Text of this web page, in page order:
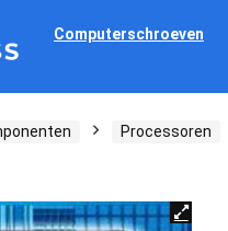
Computerschroeven
Processoren